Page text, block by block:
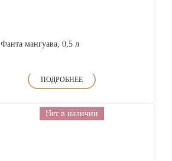
Фанта мангуава, 0,5 л
ПОДРОБНЕЕ
Нет в наличии